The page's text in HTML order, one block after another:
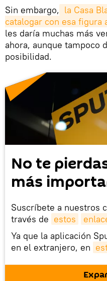
Sin embargo, la Casa
catalogar con esa figura
les daría muchas más
ahora, aunque tampoco
posibilidad.
No te
más
Suscríbete a nuestros
través de estos
Ya que la aplicación
en el extranjero, en
móvil (¡solo para